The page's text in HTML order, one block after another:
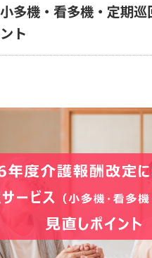
小多機・看多機・定
ト